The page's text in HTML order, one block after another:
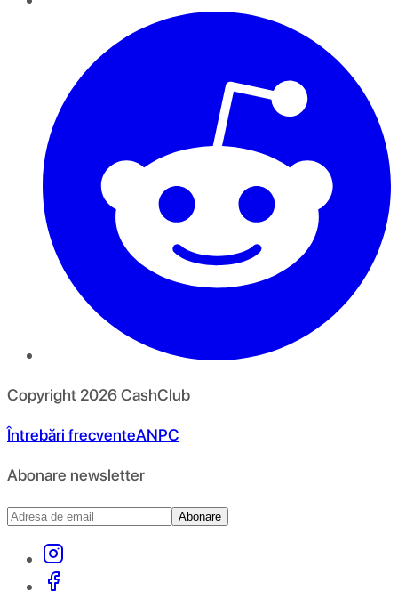
Copyright 2026CashClub
Întrebări frecventeANPC
Abonare newsletter
Abonare